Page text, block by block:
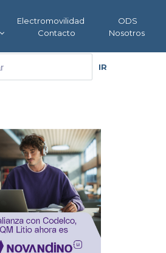
Electromovilidad
ODS
Contacto
Nosotros
IR